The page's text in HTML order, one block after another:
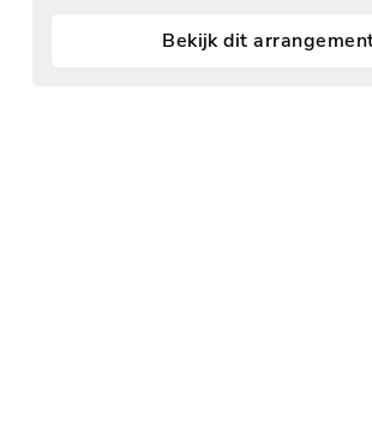
Bekijk dit